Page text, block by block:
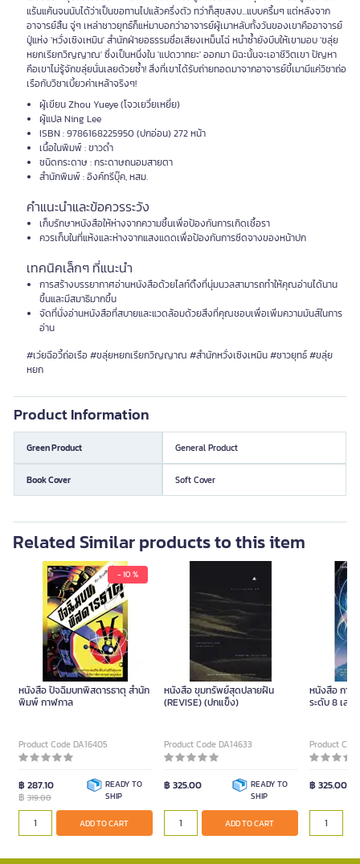
แร้นแค้นจนนับได้ว่าเป็นขอทานไปแล้วครึ่งตัว ทว่าก็สุขสงบ...แบบครึ้มๆ แต่หลังจาก
อาจารย์สิ้น จู่ๆ เหล่าชาวยุทธ์ก็แห่มาบอกว่าอาจารย์ผู้เมาหลับทั้งวันของเขาคืออาจารย์
ปู่แห่ง 'หวั่งเซิงเหมิน' สำนักฝ่ายอธรรมชื่อเสียงเหม็นโฉ่ หนำซ้ำยังบีบให้เขามอบ 'ขลุ่ย
หยกเรียกวิญญาณ' ซึ่งเป็นหนึ่งใน 'แปดวาทยะ' ออกมา มิฉะนั้นจะเอาชีวิตเขา ปัญหา
คือเขาไม่รู้จักขลุ่ยนั่นเลยด้วยซ้ำ! สิ่งที่เขาได้รับถ่ายทอดมาจากอาจารย์ขี้เมามีแค่วิชาถ่อ
เรือกับวิชาเบี้ยวค่าเหล้าจริงๆ!
ผู้เขียน Zhou Yueye (โจวเยวี่ยเหยี่ย)
ผู้แปล Ning Lee
ISBN : 9786168225950 (ปกอ่อน) 272 หน้า
เนื้อในพิมพ์ : ขาวดำ
ชนิดกระดาษ : กระดาษถนอมสายตา
สำนักพิมพ์ : อิงค์ทรีบุ๊ค, หสม.
คำแนะนำและข้อควรระวัง
เก็บรักษาหนังสือให้ห่างจากความชื้นเพื่อป้องกันการเกิดเชื้อรา
ควรเก็บในที่แห้งและห่างจากแสงแดดเพื่อป้องกันการซีดจางของหน้าปก
เทคนิคเล็กๆ ที่แนะนำ
การสร้างบรรยากาศอ่านหนังสือด้วยไลท์ติ้งที่นุ่มนวลสามารถทำให้คุณอ่านได้นาน
ขึ้นและมีสมาธิมากขึ้น
จัดที่นั่งอ่านหนังสือที่สบายและแวดล้อมด้วยสิ่งที่คุณชอบเพื่อเพิ่มความมันส์ในการ
อ่าน
#เว่ยฉีอวี้ถ่อเรือ #ขลุ่ยหยกเรียกวิญญาณ #สำนักหวั่งเซิงเหมิน #ชาวยุทธ์ #ขลุ่ย
หยก
Product Information
Green Product General Product
Book Cover Soft Cover
Related Similar products to this item
- 10 %
หนังสือ ปัจฉิมบทพิสดารธาตุ สำนัก
พิมพ์ กาฬกาล
Product Code DA16405
฿ 287.10
฿ 319.00
READY TO
SHIP
ADD TO CART
หนังสือ ขุมทรัพย์สุดปลายฝัน
(REVISE) (ปกแข็ง)
Product Code DA14633
฿ 325.00
READY TO
SHIP
ADD TO CART
หนังสือ การ
ระดับ 8 เล่ม 1
Product
฿ 325.00